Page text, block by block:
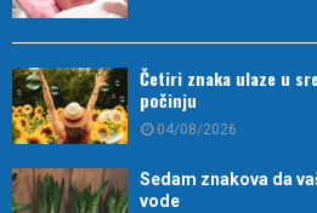
Četiri znaka ulaze u
počinju
04/08/2026
Sedam znakova da
vode